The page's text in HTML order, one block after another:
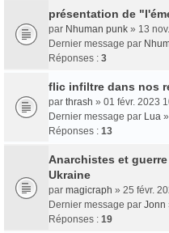
présentation de
par Nhuman punk » 13
Dernier message par
Réponses : 3
flic infiltre dans nos
par thrash » 01 févr. 2023
Dernier message par Lua »
Réponses : 13
Anarchistes et
Ukraine
par magicraph » 25 févr.
Dernier message par Jonn
Réponses : 19